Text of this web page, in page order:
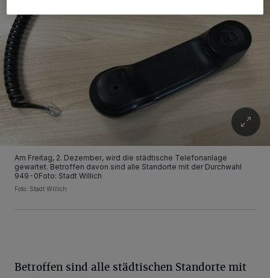
Am Freitag, 2. Dezember, wird die städtische Telefonanlage
gewartet. Betroffen davon sind alle Standorte mit der Durchwahl
949-0Foto: Stadt Willich
Foto: Stadt Willich
Betroffen sind alle städtischen Standorte mit